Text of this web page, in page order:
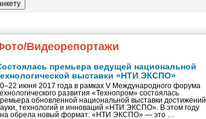
Видеорепортажи
премьера ведущей национальной
выставки «НТИ ЭКСПО»
июня 2017 года в рамках V Международного форума
развития «Технопром» состоялась
обновленной национальной выставки достижений
технологий и инноваций «НТИ ЭКСПО». В этом году
обрела новый формат: «НТИ ЭКСПО» — это …